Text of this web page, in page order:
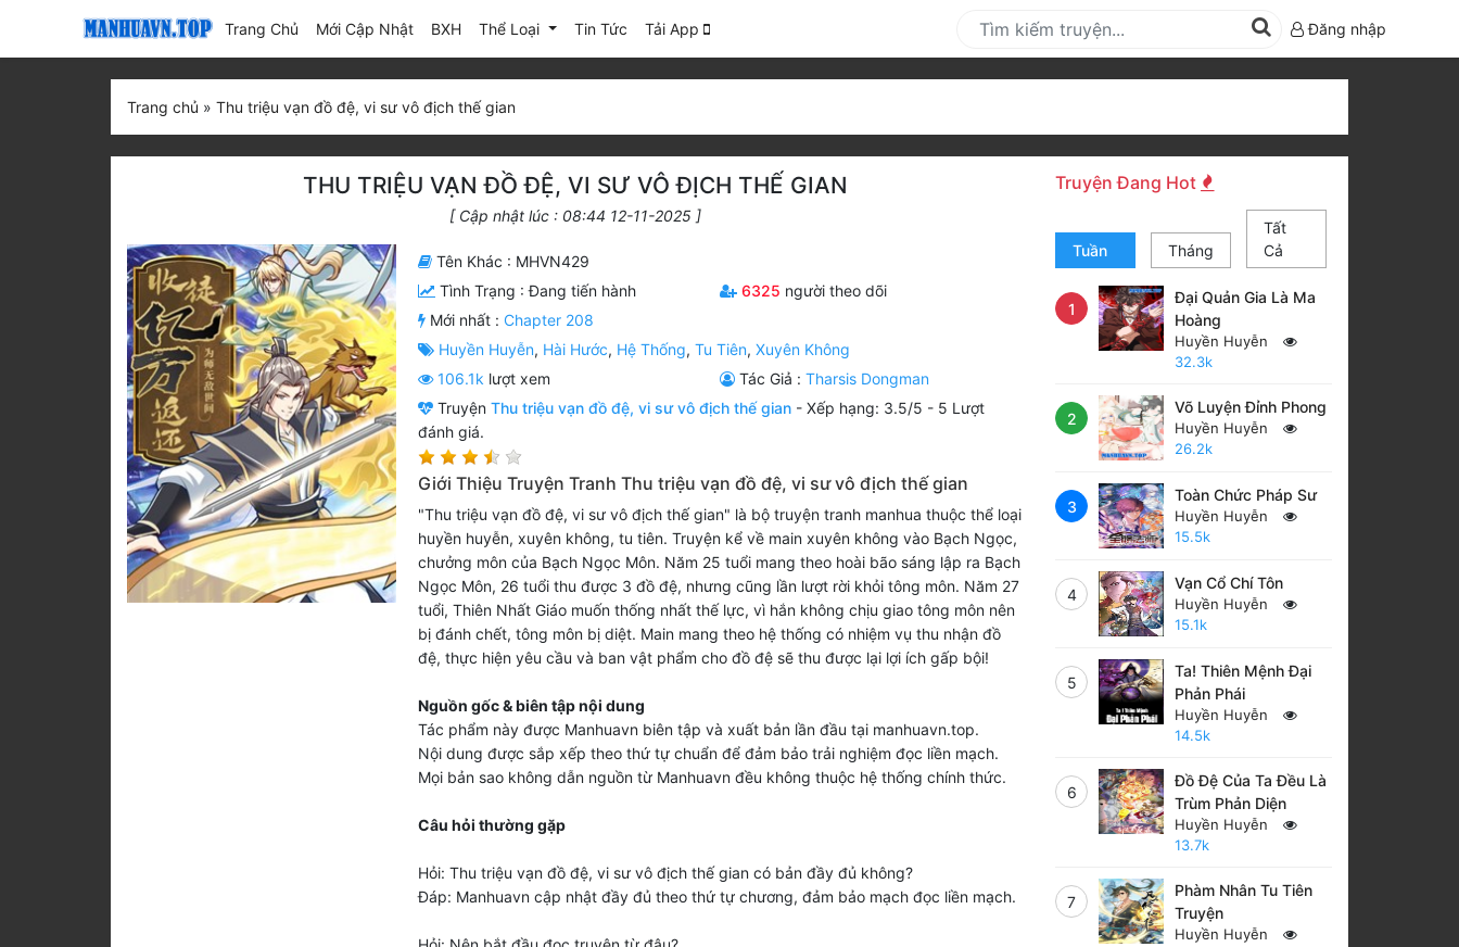
Trang Chủ Mới Cập Nhật(current)
BXH Thể Loại Tin Tức Tải App Đăng nhập
Trang chủ » Thu triệu vạn đồ đệ, vi sư vô địch thế gian
THU TRIỆU VẠN ĐỒ ĐỆ, VI SƯ VÔ ĐỊCH THẾ GIAN
[ Cập nhật lúc : 08:44 12-11-2025 ]
Tên Khác : MHVN429
Tình Trạng :Đang tiến hành 6325 người theo dõi
Mới nhất : Chapter 208
Huyền Huyễn, Hài Hước, Hệ Thống, Tu Tiên, Xuyên Không
106.1k lượt xem Tác Giả :Tharsis Dongman
Truyện Thu triệu vạn đồ đệ, vi sư vô địch thế gian - Xếp hạng: 3.5/5 - 5 Lượt
đánh giá.
Giới Thiệu Truyện Tranh Thu triệu vạn đồ đệ, vi sư vô địch thế gian
"Thu triệu vạn đồ đệ, vi sư vô địch thế gian" là bộ truyện tranh manhua thuộc thể loại
huyền huyễn, xuyên không, tu tiên. Truyện kể về main xuyên không vào Bạch Ngọc,
chưởng môn của Bạch Ngọc Môn. Năm 25 tuổi mang theo hoài bão sáng lập ra Bạch
Ngọc Môn, 26 tuổi thu được 3 đồ đệ, nhưng cũng lần lượt rời khỏi tông môn. Năm 27
tuổi, Thiên Nhất Giáo muốn thống nhất thế lực, vì hắn không chịu giao tông môn nên
bị đánh chết, tông môn bị diệt. Main mang theo hệ thống có nhiệm vụ thu nhận đồ
đệ, thực hiện yêu cầu và ban vật phẩm cho đồ đệ sẽ thu được lại lợi ích gấp bội!
Nguồn gốc & biên tập nội dung
Tác phẩm này được Manhuavn biên tập và xuất bản lần đầu tại manhuavn.top.
Nội dung được sắp xếp theo thứ tự chuẩn để đảm bảo trải nghiệm đọc liền mạch.
Mọi bản sao không dẫn nguồn từ Manhuavn đều không thuộc hệ thống chính thức.
Câu hỏi thường gặp
Hỏi: Thu triệu vạn đồ đệ, vi sư vô địch thế gian có bản đầy đủ không?
Đáp: Manhuavn cập nhật đầy đủ theo thứ tự chương, đảm bảo mạch đọc liền mạch.
Truyện Đang Hot
Tuần Tháng
Tất
Cả
1
Đại Quản Gia Là Ma
Hoàng
Huyền Huyễn
32.3k
2
Võ Luyện Đỉnh Phong
Huyền Huyễn
26.2k
3
Toàn Chức Pháp Sư
Huyền Huyễn
15.5k
4
Vạn Cổ Chí Tôn
Huyền Huyễn
15.1k
5
Ta! Thiên Mệnh Đại
Phản Phái
Huyền Huyễn
14.5k
6
Đồ Đệ Của Ta Đều Là
Trùm Phản Diện
Huyền Huyễn
13.7k
7
Phàm Nhân Tu Tiên
Truyện
Huyền Huyễn